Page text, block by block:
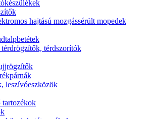
hajtású mozgássérült mopedek
térdszorítók
leszívóeszközök
tartozékok